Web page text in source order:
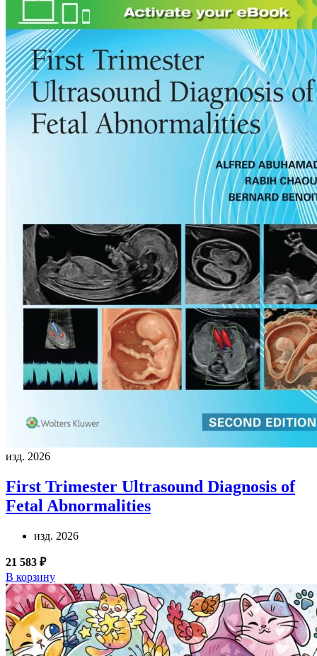
изд. 2026
First Trimester Ultrasound Diagnosis of
Fetal Abnormalities
изд. 2026
21 583 ₽
В корзину